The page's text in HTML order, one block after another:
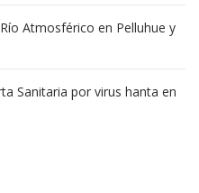
Atmosférico en Pelluhue y
Sanitaria por virus hanta en